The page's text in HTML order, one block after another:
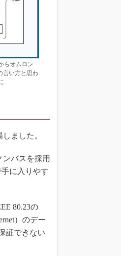
らオムロン
言い方と思わ
ました。
バスを採用
に入りやす
80.23の
）のデー
証できない